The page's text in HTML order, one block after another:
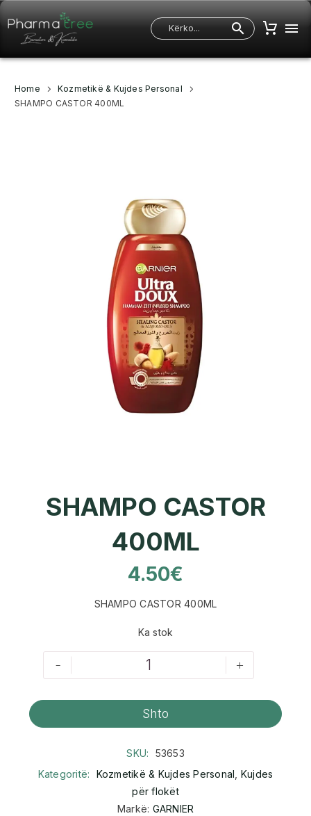
Home
Kozmetikë & Kujdes Personal
SHAMPO CASTOR 400ML
SHAMPO CASTOR
400ML
4.50€
SHAMPO CASTOR 400ML
Ka stok
- +
Shto
SKU:
53653
Kategoritë:
Kozmetikë & Kujdes Personal Kujdes
për flokët
Markë: GARNIER